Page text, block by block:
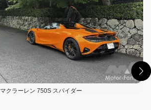
マクラーレン 750S スパイダー